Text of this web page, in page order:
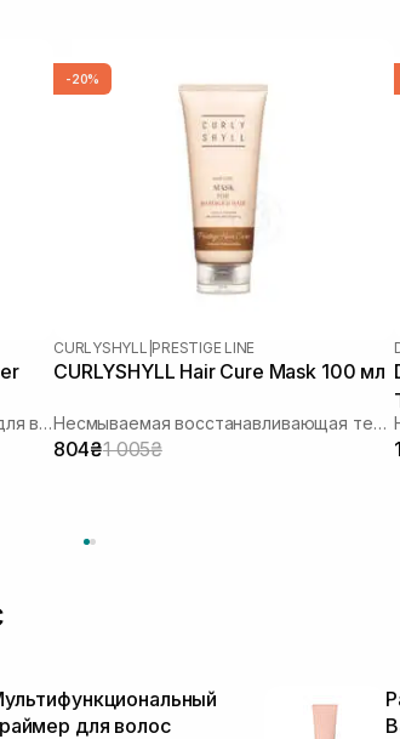
Мультифункциональный праймер для волос
-20%
CURLYSHYLL PRESTIGE LINE
CURLYSHYLL Hair Cure Mask 100 мл
Несмываемая восстанавливающая термозащитная маска для поврежденных волос
804₴1 005₴
для волос